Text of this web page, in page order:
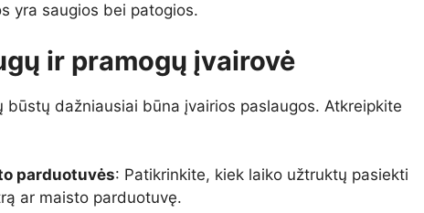
yra saugios bei patogios.
ir pramogų įvairovė
būstų dažniausiai būna įvairios paslaugos. Atkreipkite
parduotuvės: Patikrinkite, kiek laiko užtruktų pasiekti
ar maisto parduotuvę.